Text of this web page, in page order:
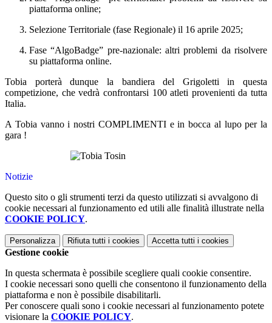
piattaforma online;
Selezione Territoriale (fase Regionale) il 16 aprile 2025;
Fase “AlgoBadge” pre-nazionale: altri problemi da risolvere
su piattaforma online.
Tobia porterà dunque la bandiera del Grigoletti in questa
competizione, che vedrà confrontarsi 100 atleti provenienti da tutta
Italia.
A Tobia vanno i nostri COMPLIMENTIein bocca al lupo per la
gara !
Notizie
Questo sito o gli strumenti terzi da questo utilizzati si avvalgono di
cookie necessari al funzionamento ed utili alle finalità illustrate nella
COOKIE POLICY.
Personalizza Rifiuta tutti i cookies Accetta tutti i cookies
Gestione cookie
In questa schermata è possibile scegliere quali cookie consentire.
I cookie necessari sono quelli che consentono il funzionamento della
piattaforma e non è possibile disabilitarli.
Per conoscere quali sono i cookie necessari al funzionamento potete
visionare la COOKIE POLICY.